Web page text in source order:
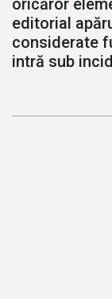
editorial
considerate
intră sub